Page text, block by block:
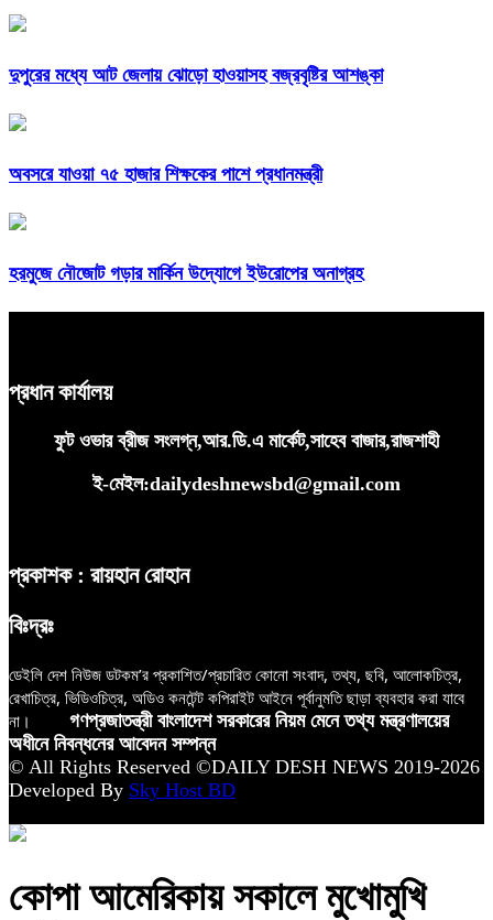
দুপুরের মধ্যে আট জেলায় ঝোড়ো হাওয়াসহ বজ্রবৃষ্টির আশঙ্কা
অবসরে যাওয়া ৭৫ হাজার শিক্ষকের পাশে প্রধানমন্ত্রী
হরমুজে নৌজোট গড়ার মার্কিন উদ্যোগে ইউরোপের অনাগ্রহ
প্রধান কার্যালয়
ফুট ওভার ব্রীজ সংলগ্ন,আর.ডি.এ মার্কেট,সাহেব বাজার,রাজশাহী
ই-মেইল:dailydeshnewsbd@gmail.com
প্রকাশক : রায়হান রোহান
বিঃদ্রঃ
ডেইলি দেশ নিউজ ডটকম’র প্রকাশিত/প্রচারিত কোনো সংবাদ, তথ্য, ছবি, আলোকচিত্র,
রেখাচিত্র, ভিডিওচিত্র, অডিও কনটেন্ট কপিরাইট আইনে পূর্বানুমতি ছাড়া ব্যবহার করা যাবে
না।
গণপ্রজাতন্ত্রী বাংলাদেশ সরকারের নিয়ম মেনে তথ্য মন্ত্রণালয়ের
অধীনে নিবন্ধনের আবেদন সম্পন্ন
© All Rights Reserved ©DAILY DESH NEWS 2019-2026
Developed By Sky Host BD
কোপা আমেরিকায় সকালে মুখোমুখি